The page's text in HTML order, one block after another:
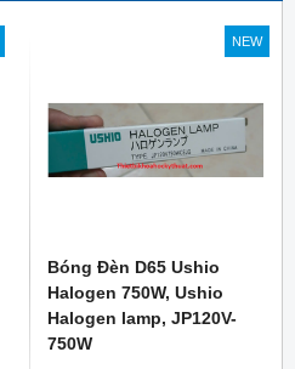
NEW
Bóng Đèn D65 Ushio
Halogen 750W, Ushio
Halogen lamp, JP120V-
750W